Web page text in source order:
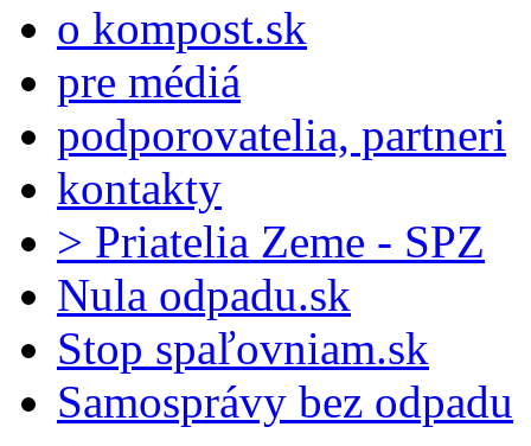
o kompost.sk
pre médiá
podporovatelia, partneri
kontakty
> Priatelia Zeme - SPZ
Nula odpadu.sk
Stop spaľovniam.sk
Samosprávy bez odpadu